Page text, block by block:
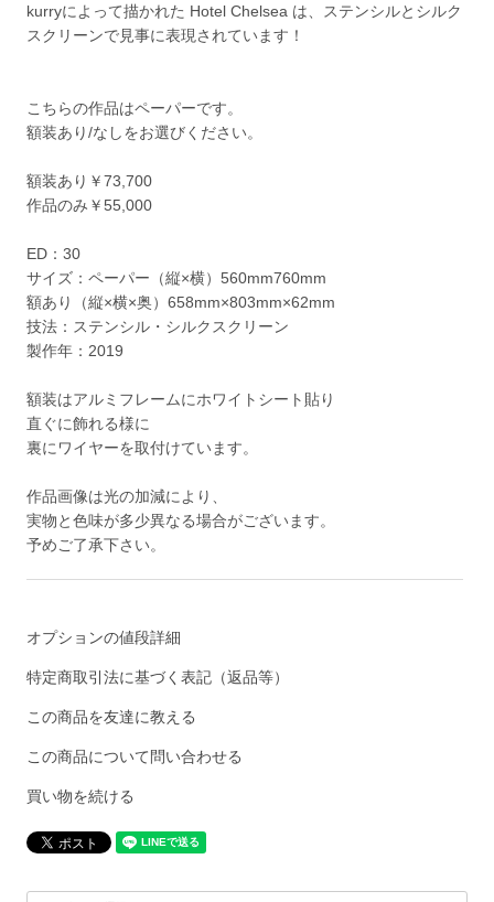
kurryによって描かれた Hotel Chelsea は、ステンシルとシルク
スクリーンで見事に表現されています！
こちらの作品はペーパーです。
額装あり/なしをお選びください。
額装あり￥73,700
作品のみ￥55,000
ED：30
サイズ：ペーパー（縦×横）560mm760mm
額あり（縦×横×奥）658mm×803mm×62mm
技法：ステンシル・シルクスクリーン
製作年：2019
額装はアルミフレームにホワイトシート貼り
直ぐに飾れる様に
裏にワイヤーを取付けています。
作品画像は光の加減により、
実物と色味が多少異なる場合がございます。
予めご了承下さい。
オプションの値段詳細
特定商取引法に基づく表記（返品等）
この商品を友達に教える
この商品について問い合わせる
買い物を続ける